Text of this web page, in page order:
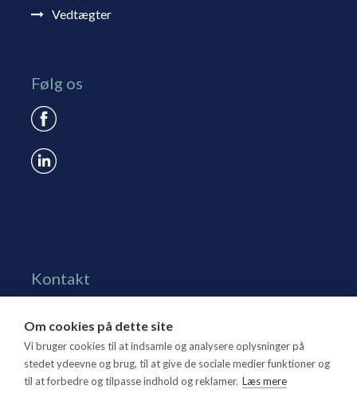
Vedtægter
Følg os
Kontakt
1270 Kbh. K
Tlf. 70 15 95 00
dtl@dtl.eu
Om cookies på dette site
Vi bruger cookies til at indsamle og analysere oplysninger på
stedet ydeevne og brug, til at give de sociale medier funktioner og
til at forbedre og tilpasse indhold og reklamer. Læs mere